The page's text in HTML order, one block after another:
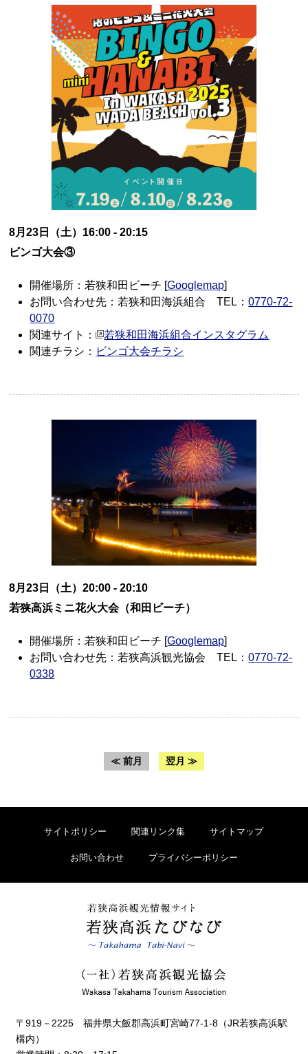
8月23日（土）16:00 - 20:15
ビンゴ大会③
開催場所：若狭和田ビーチ [Googlemap]
お問い合わせ先：若狭和田海浜組合 TEL：0770-72-
0070
関連サイト：
若狭和田海浜組合インスタグラム
関連チラシ： ビンゴ大会チラシ
8月23日（土）20:00 - 20:10
若狭高浜ミニ花火大会（和田ビーチ）
開催場所：若狭和田ビーチ [Googlemap]
お問い合わせ先：若狭高浜観光協会 TEL：0770-72-
0338
≪ 前月 翌月 ≫
サイトポリシー 関連リンク集 サイトマップ
お問い合わせ プライバシーポリシー
〒919－2225 福井県大飯郡高浜町宮崎77-1-8（JR若狭高浜駅
構内）